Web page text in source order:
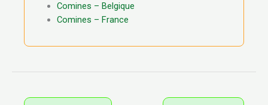
Comines – Belgique
Comines – France